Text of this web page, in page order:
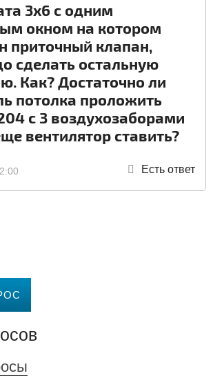
3х6 с одним
окном на котором
приточный клапан,
сделать остальную
Как? Достаточно ли
потолка проложить
с 3 воздухозаборами
вентилятор ставить?
Есть ответ